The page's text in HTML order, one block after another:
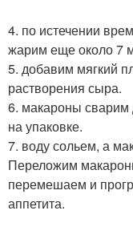
4. по истечении
жарим еще около 7
5. добавим мягкий
растворения сыра.
6. макароны сварим
на упаковке.
7. воду сольем, а
Переложим
перемешаем и
аппетита.